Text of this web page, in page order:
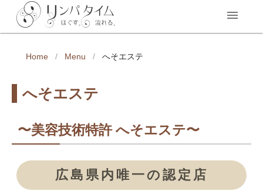
Home / Menu / へそエステ
へそエステ
〜美容技術特許 へそエステ〜
広島県内唯一の認定店